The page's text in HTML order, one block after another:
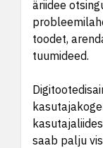
äriidee
toodet,
tuumideed.
saab palju